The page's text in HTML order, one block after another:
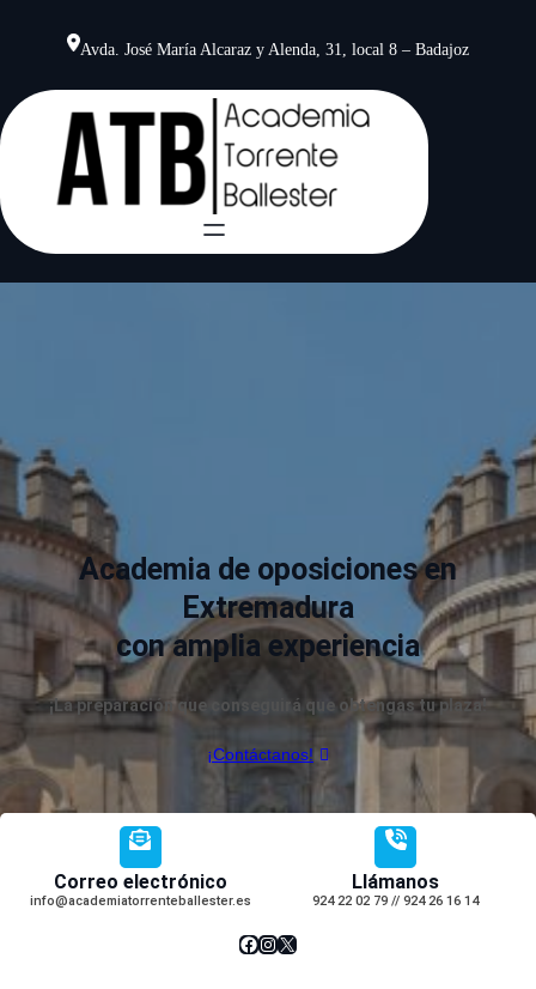
Avda. José María Alcaraz y Alenda, 31, local 8 – Badajoz
Academia de oposiciones en
Extremadura
con amplia experiencia
¡La preparación que conseguirá que obtengas tu plaza!
¡Contáctanos!
Correo electrónico
info@academiatorrenteballester.es
Llámanos
924 22 02 79 // 924 26 16 14
FacebookInstagramX